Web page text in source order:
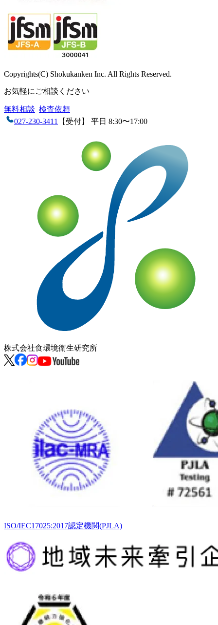
Copyrights(C) Shokukanken Inc. All Rights Reserved.
お気軽にご相談ください
無料相談 検査依頼
027-230-3411
【受付】 平日 8:30〜17:00
株式会社食環境衛生研究所
ISO/IEC17025:2017認定機関(PJLA)